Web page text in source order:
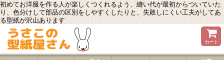
初めてお洋服を作る人が楽しくつくれるよう、縫い代が最初からついていた
り、色分けして部品の区別をしやすくしたりと、失敗しにくい工夫がしてあ
る型紙が沢山あります
カート